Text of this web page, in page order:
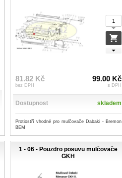
81.82 Kč
bez DPH
99.00 Kč
s DPH
Dostupnost skladem
Protiostří vhodné pro mulčovače Dabaki - Bremon
BEM
1 - 06 - Pouzdro posuvu mulčovače
GKH